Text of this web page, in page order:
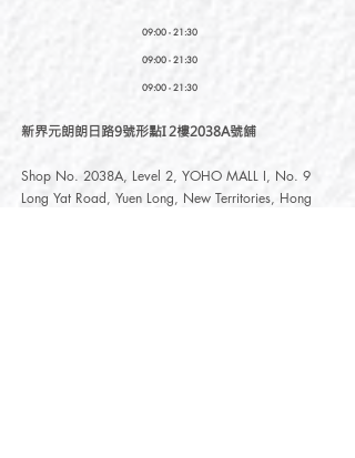
09:00 - 21:30
09:00 - 21:30
09:00 - 21:30
新界元朗朗日路9號形點I 2樓2038A號舖
Shop No. 2038A, Level 2, YOHO MALL I, No. 9
Long Yat Road, Yuen Long, New Territories, Hong